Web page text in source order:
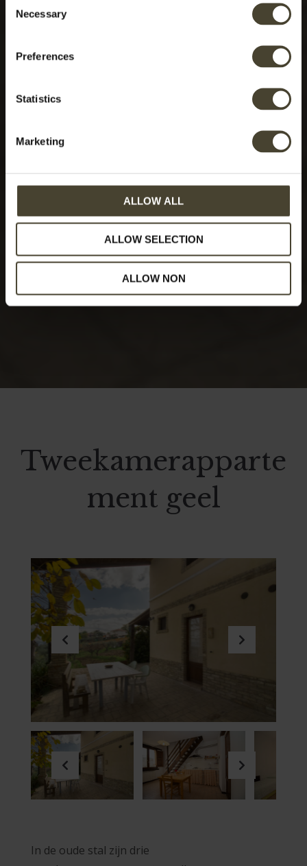
Selection
Necessary
Preferences
Statistics
Marketing
ALLOW ALL
ALLOW SELECTION
ALLOW NON
Tweekamerapparte
ment geel
Previous
Previous Next
In de oude stal zijn drie